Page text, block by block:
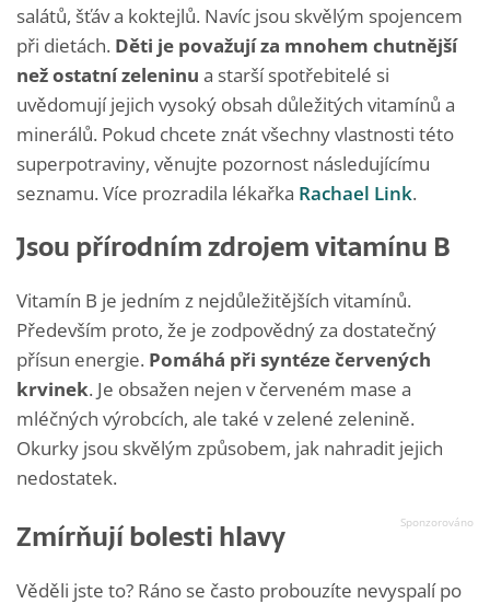
salátů, šťáv a koktejlů. Navíc jsou skvělým spojencem
při dietách. Děti je považují za mnohem chutnější
než ostatní zeleninu a starší spotřebitelé si
uvědomují jejich vysoký obsah důležitých vitamínů a
minerálů. Pokud chcete znát všechny vlastnosti této
superpotraviny, věnujte pozornost následujícímu
seznamu. Více prozradila lékařka Rachael Link.
Jsou přírodním zdrojem vitamínu B
Vitamín B je jedním z nejdůležitějších vitamínů.
Především proto, že je zodpovědný za dostatečný
přísun energie. Pomáhá při syntéze červených
krvinek. Je obsažen nejen v červeném mase a
mléčných výrobcích, ale také v zelené zelenině.
Okurky jsou skvělým způsobem, jak nahradit jejich
nedostatek.
Zmírňují bolesti hlavy
Věděli jste to? Ráno se často probouzíte nevyspalí po